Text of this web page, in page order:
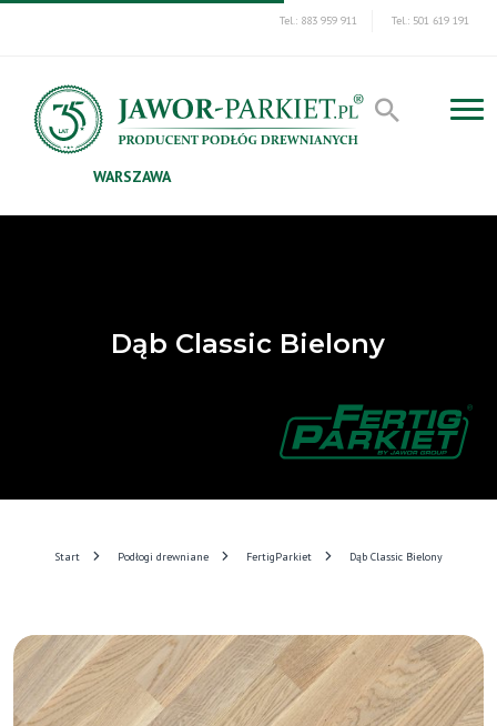
Tel.: 883 959 911 Tel.: 501 619 191
WARSZAWA
Dąb Classic Bielony
Start Podłogi drewniane FertigParkiet Dąb Classic Bielony